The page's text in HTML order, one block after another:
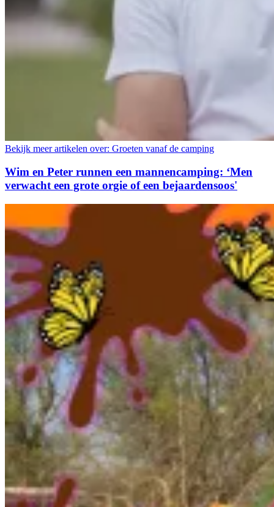
Bekijk meer artikelen over: Groeten vanaf de camping
Wim en Peter runnen een mannencamping: ‘Men
verwacht een grote orgie of een bejaardensoos'